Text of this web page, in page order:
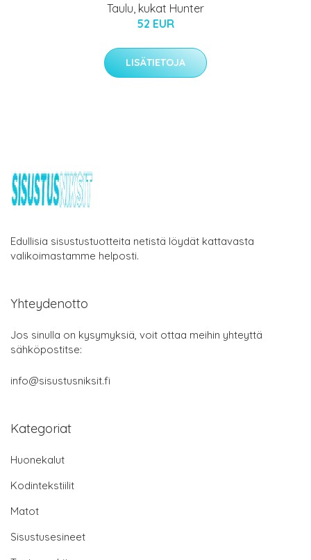
Taulu, kukat Hunter
52 EUR
LISÄTIETOJA
Edullisia sisustustuotteita netistä löydät kattavasta
valikoimastamme helposti.
Yhteydenotto
Jos sinulla on kysymyksiä, voit ottaa meihin yhteyttä
sähköpostitse:
info@sisustusniksit.fi
Kategoriat
Huonekalut
Kodintekstiilit
Matot
Sisustusesineet